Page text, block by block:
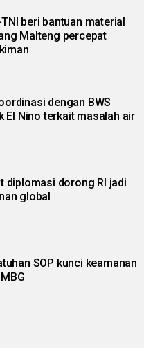
beri bantuan material
Malteng percepat
dengan BWS
El Nino terkait masalah air
diplomasi dorong RI jadi
global
SOP kunci keamanan